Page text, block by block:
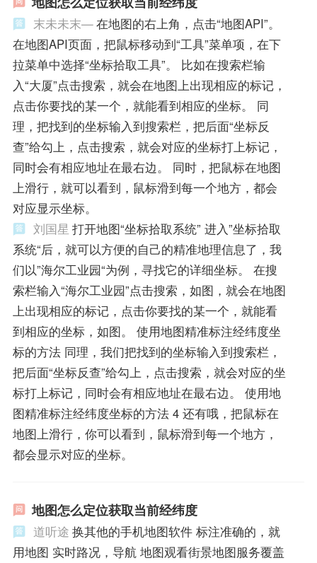
末未未末—在地图的右上角，点击“地图API”。
在地图API页面，把鼠标移动到“工具”菜单项，在下
拉菜单中选择“坐标拾取工具”。 比如在搜索栏输
入“大厦”点击搜索，就会在地图上出现相应的标记，
点击你要找的某一个，就能看到相应的坐标。 同
理，把找到的坐标输入到搜索栏，把后面“坐标反
查”给勾上，点击搜索，就会对应的坐标打上标记，
同时会有相应地址在最右边。 同时，把鼠标在地图
上滑行，就可以看到，鼠标滑到每一个地方，都会
对应显示坐标。
刘国星 打开地图“坐标拾取系统” 进入”坐标拾取
系统“后，就可以方便的自己的精准地理信息了，我
们以”海尔工业园“为例，寻找它的详细坐标。 在搜
索栏输入“海尔工业园”点击搜索，如图，就会在地图
上出现相应的标记，点击你要找的某一个，就能看
到相应的坐标，如图。 使用地图精准标注经纬度坐
标的方法 同理，我们把找到的坐标输入到搜索栏，
把后面“坐标反查”给勾上，点击搜索，就会对应的坐
标打上标记，同时会有相应地址在最右边。 使用地
图精准标注经纬度坐标的方法 4 还有哦，把鼠标在
地图上滑行，你可以看到，鼠标滑到每一个地方，
都会显示对应的坐标。
地图怎么定位获取当前经纬度
道听途 换其他的手机地图软件 标注准确的，就
用地图 实时路况，导航 地图观看街景地图服务覆盖